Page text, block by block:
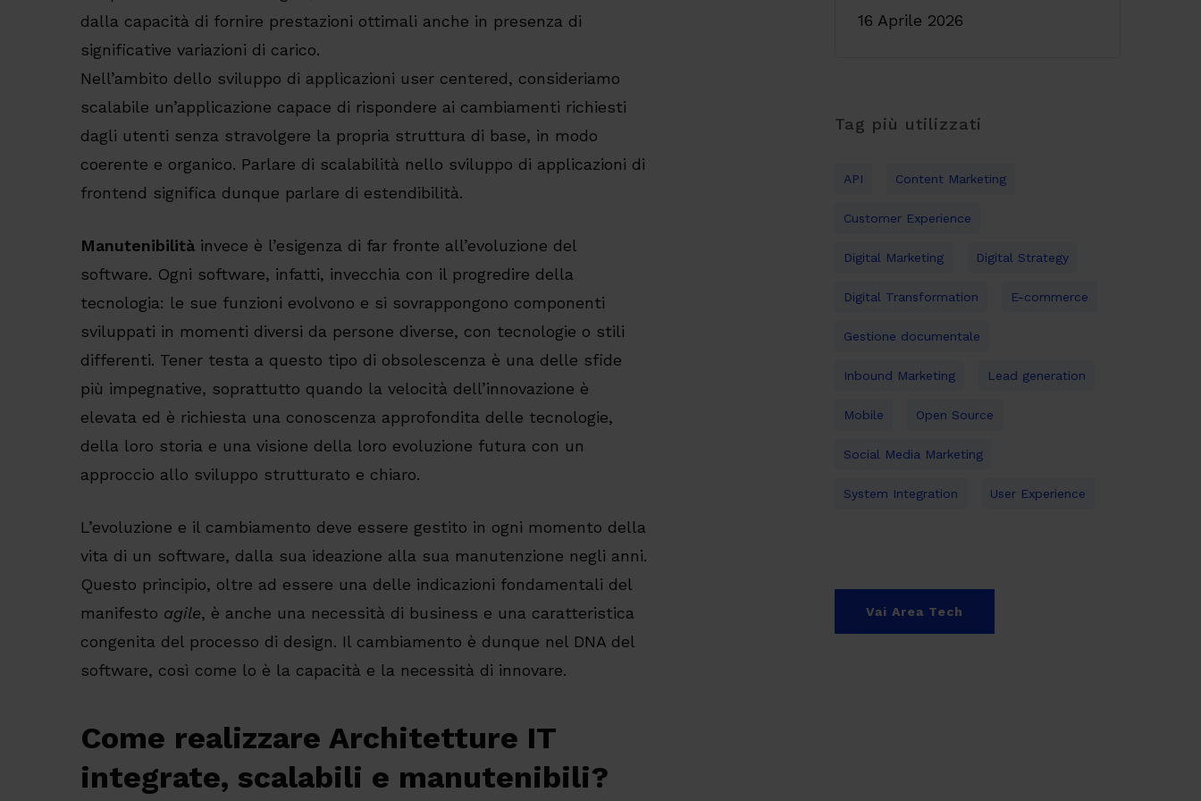
dalla capacità di fornire prestazioni ottimali anche in presenza di
significative variazioni di carico.
Nell’ambito dello sviluppo di applicazioni user centered, consideriamo
scalabile un’applicazione capace di rispondere ai cambiamenti richiesti
dagli utenti senza stravolgere la propria struttura di base, in modo
coerente e organico. Parlare di scalabilità nello sviluppo di applicazioni di
frontend significa dunque parlare di estendibilità.
Manutenibilità invece è l’esigenza di far fronte all’evoluzione del
software. Ogni software, infatti, invecchia con il progredire della
tecnologia: le sue funzioni evolvono e si sovrappongono componenti
sviluppati in momenti diversi da persone diverse, con tecnologie o stili
differenti. Tener testa a questo tipo di obsolescenza è una delle sfide
più impegnative, soprattutto quando la velocità dell’innovazione è
elevata ed è richiesta una conoscenza approfondita delle tecnologie,
della loro storia e una visione della loro evoluzione futura con un
approccio allo sviluppo strutturato e chiaro.
L’evoluzione e il cambiamento deve essere gestito in ogni momento della
vita di un software, dalla sua ideazione alla sua manutenzione negli anni.
Questo principio, oltre ad essere una delle indicazioni fondamentali del
manifesto agile, è anche una necessità di business e una caratteristica
congenita del processo di design. Il cambiamento è dunque nel DNA del
software, così come lo è la capacità e la necessità di innovare.
Come realizzare Architetture IT
integrate, scalabili e manutenibili?
16 Aprile 2026
Tag più utilizzati
API Content Marketing
Customer Experience
Digital Marketing Digital Strategy
Digital Transformation E-commerce
Gestione documentale
Inbound Marketing Lead generation
Mobile Open Source
Social Media Marketing
System Integration User Experience
Vai Area Tech